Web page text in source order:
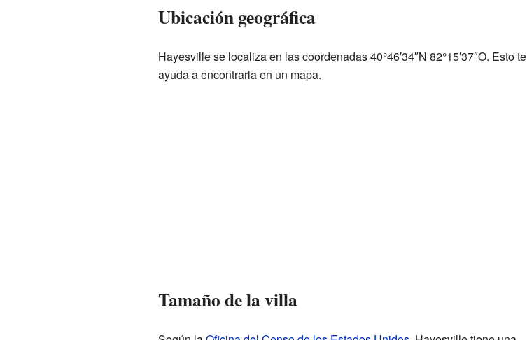
Ubicación geográfica
Hayesville se localiza en las coordenadas 40°46′34″N 82°15′37″O. Esto te
ayuda a encontrarla en un mapa.
Tamaño de la villa